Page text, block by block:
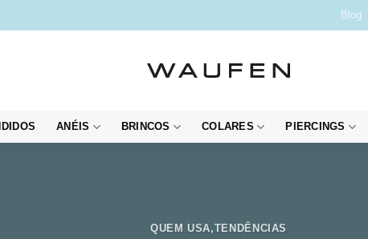
Blog
ANÉIS BRINCOS COLARES PIERCINGS
QUEM USA,TENDÊNCIAS